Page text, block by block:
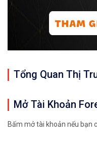
Tổng Quan Thị
Mở Tài Khoản
Bấm mở tài khoản nếu bạn